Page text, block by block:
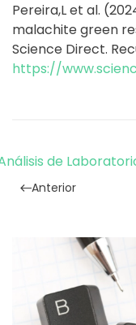
Pereira,L et al.
malachite green
Science Direct.
https://
de
Anterior